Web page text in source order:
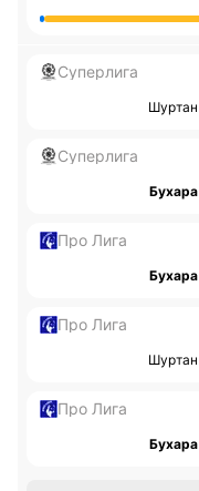
Суперлига
Шуртан
Суперлига
Бухара
Про Лига
Бухара
Про Лига
Шуртан
Про Лига
Бухара